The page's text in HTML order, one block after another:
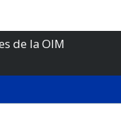
de la OIM